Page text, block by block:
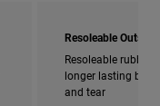
Resoleable Outsole
Resoleable rubber
longer lasting boot
and tear